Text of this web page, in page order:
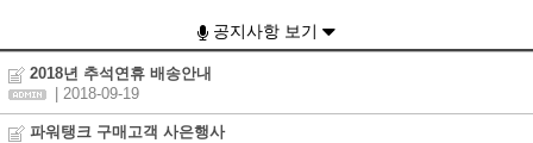
공지사항 보기
2018년 추석연휴 배송안내
| 2018-09-19
파워탱크 구매고객 사은행사